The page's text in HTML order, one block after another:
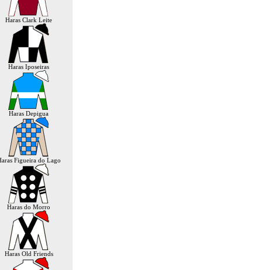
Haras Clark Leite
Haras Iposeiras
Haras Depigua
Figueira do Lago
Haras do Morro
Haras Old Friends